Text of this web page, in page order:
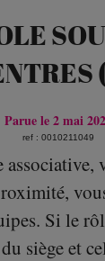
Parue le 2 mai
ref : 0010211049
Si le
siège et